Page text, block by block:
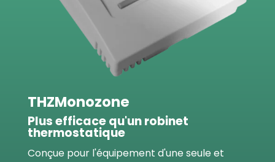
THZMonozone
Plus efficace qu'un robinet
thermostatique
Conçue pour l'équipement d'une seule et